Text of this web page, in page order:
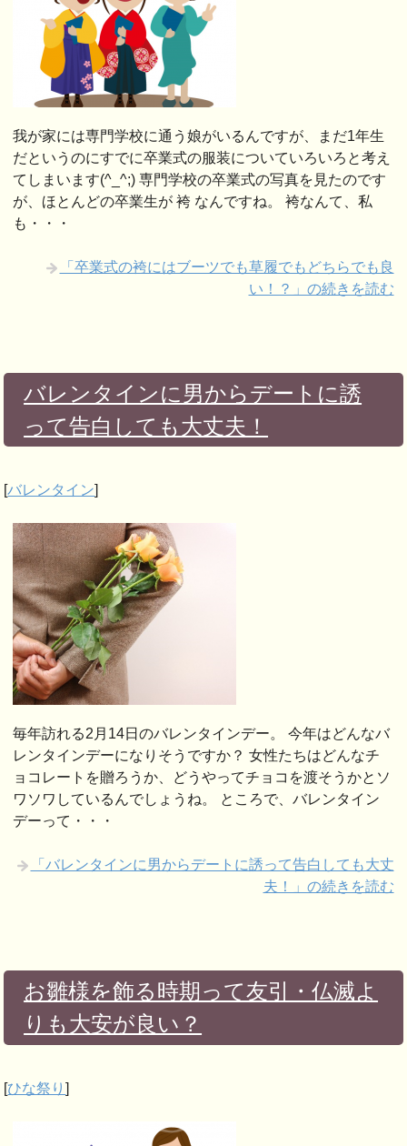
我が家には専門学校に通う娘がいるんですが、まだ1年生
だというのにすでに卒業式の服装についていろいろと考え
てしまいます(^_^;) 専門学校の卒業式の写真を見たのです
が、ほとんどの卒業生が 袴 なんですね。 袴なんて、私
も・・・
「卒業式の袴にはブーツでも草履でもどちらでも良
い！？」の続きを読む
バレンタインに男からデートに誘
って告白しても大丈夫！
[バレンタイン]
毎年訪れる2月14日のバレンタインデー。 今年はどんなバ
レンタインデーになりそうですか？ 女性たちはどんなチ
ョコレートを贈ろうか、どうやってチョコを渡そうかとソ
ワソワしているんでしょうね。 ところで、バレンタイン
デーって・・・
「バレンタインに男からデートに誘って告白しても大丈
夫！」の続きを読む
お雛様を飾る時期って友引・仏滅よ
りも大安が良い？
[ひな祭り]